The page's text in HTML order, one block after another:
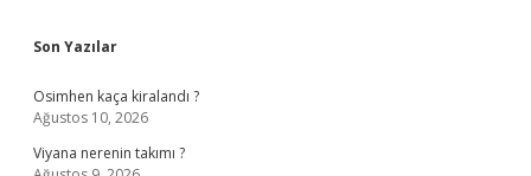
Sidebar
Son Yazılar
Osimhen kaça kiralandı ?
Ağustos 10, 2026
Viyana nerenin takımı ?